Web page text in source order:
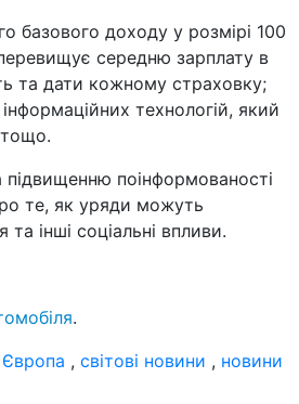
базового доходу у розмірі 100
середню зарплату в
та дати кожному страховку;
технологій, який
підвищенню поінформованості
те, як уряди можуть
інші соціальні впливи.
.
Європа , світові новини , новини